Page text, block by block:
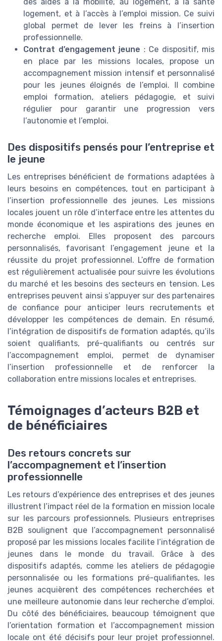
logement, et à l’accès à l’emploi mission. Ce suivi
global permet de lever les freins à l’insertion
professionnelle.
Contrat d’engagement jeune : Ce dispositif, mis
en place par les missions locales, propose un
accompagnement mission intensif et personnalisé
pour les jeunes éloignés de l’emploi. Il combine
emploi formation, ateliers pédagogie, et suivi
régulier pour garantir une progression vers
l’autonomie et l’emploi.
Des dispositifs pensés pour l’entreprise et
le jeune
Les entreprises bénéficient de formations adaptées à
leurs besoins en compétences, tout en participant à
l’insertion professionnelle des jeunes. Les missions
locales jouent un rôle d’interface entre les attentes du
monde économique et les aspirations des jeunes en
recherche emploi. Elles proposent des parcours
personnalisés, favorisant l’engagement jeune et la
réussite du projet professionnel. L’offre de formation
est régulièrement actualisée pour suivre les évolutions
du marché et les besoins des secteurs en tension. Les
entreprises peuvent ainsi s’appuyer sur des partenaires
de confiance pour anticiper leurs recrutements et
développer les compétences de demain. En résumé,
l’intégration de dispositifs de formation adaptés, qu’ils
soient qualifiants, pré-qualifiants ou centrés sur
l’accompagnement emploi, permet de dynamiser
l’insertion professionnelle et de renforcer la
collaboration entre missions locales et entreprises.
Témoignages d’acteurs B2B et
de bénéficiaires
Des retours concrets sur
l’accompagnement et l’insertion
professionnelle
Les retours d’expérience des entreprises et des jeunes
illustrent l’impact réel de la formation en mission locale
sur les parcours professionnels. Plusieurs entreprises
B2B soulignent que l’accompagnement personnalisé
proposé par les missions locales facilite l’intégration de
jeunes dans le monde du travail. Grâce à des
dispositifs adaptés, comme les ateliers de pédagogie
personnalisée ou les formations pré-qualifiantes, les
jeunes acquièrent des compétences recherchées et
une meilleure autonomie dans leur recherche d’emploi.
Du côté des bénéficiaires, beaucoup témoignent que
l’orientation formation et l’accompagnement mission
locale ont été décisifs pour leur projet professionnel.